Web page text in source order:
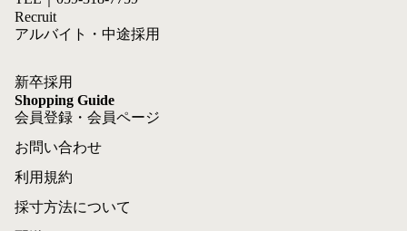
Recruit
アルバイト・中途採用
新卒採用
Shopping Guide
会員登録・会員ページ
お問い合わせ
利用規約
採寸方法について